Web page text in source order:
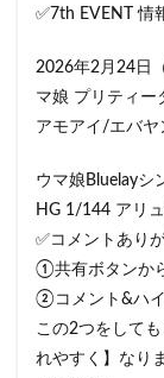
✅7th EVENT 情
2026年2月24日
マ娘 プリティー
アモアイ/エバ
ウマ娘Bluelayシ
HG 1/144 アリ
✅コメントあり
①共有ボタンか
②コメント&ハ
この2つをして
れやすく】なり